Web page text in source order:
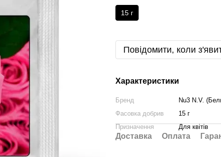
15 г
Повідомити, коли
Характеристики
Бренд
Nu3 N.V.
Фасовка добрив
15 г
Призначення
Для квітів
Доставка Оплата